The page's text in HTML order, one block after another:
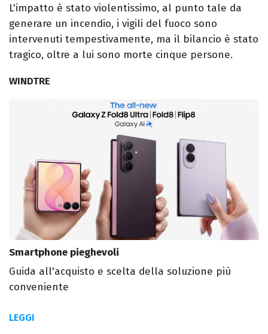
L'impatto è stato violentissimo, al punto tale da
generare un incendio, i vigili del fuoco sono
intervenuti tempestivamente, ma il bilancio è stato
tragico, oltre a lui sono morte cinque persone.
WINDTRE
Smartphone pieghevoli
Guida all'acquisto e scelta della soluzione più
conveniente
LEGGI